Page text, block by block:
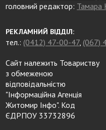
головний редактор: Тамара
РЕКЛАМНИЙ ВІДДІЛ:
тел.: (0412) 47-00-47, (067)
Сайт належить Товариству
з обмеженою
відповідальністю
"Інформаційна Агенція
Житомир Інфо". Код
ЄДРПОУ 33732896